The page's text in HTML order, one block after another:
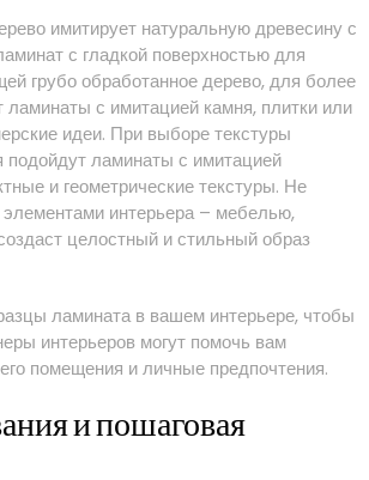
имитирует натуральную древесину с
с гладкой поверхностью для
грубо обработанное дерево, для более
ламинаты с имитацией камня, плитки или
идеи. При выборе текстуры
подойдут ламинаты с имитацией
и геометрические текстуры. Не
интерьера – мебелью,
целостный и стильный образ
ламината в вашем интерьере, чтобы
интерьеров могут помочь вам
помещения и личные предпочтения.
и пошаговая